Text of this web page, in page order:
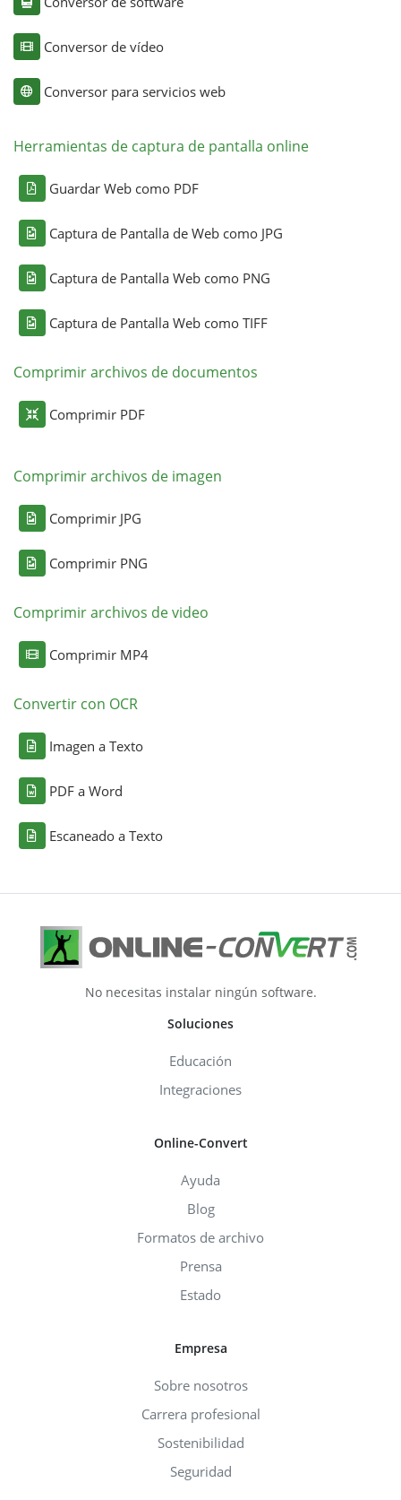
Conversor de vídeo
Conversor para servicios web
Herramientas de captura de pantalla online
Guardar Web como PDF
Captura de Pantalla de Web como JPG
Captura de Pantalla Web como PNG
Captura de Pantalla Web como TIFF
Comprimir archivos de documentos
Comprimir PDF
Comprimir archivos de imagen
Comprimir JPG
Comprimir PNG
Comprimir archivos de video
Comprimir MP4
Convertir con OCR
Imagen a Texto
PDF a Word
Escaneado a Texto
No necesitas instalar ningún software.
Soluciones
Educación
Integraciones
Online-Convert
Ayuda
Blog
Formatos de archivo
Prensa
Estado
Empresa
Sobre nosotros
Carrera profesional
Sostenibilidad
Seguridad